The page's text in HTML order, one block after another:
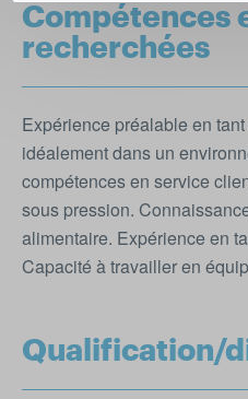
Compétences
recherchées
Expérience préalable en
idéalement dans un
compétences en service
sous pression.
alimentaire. Expérience en
Capacité à travailler en
Qualification/